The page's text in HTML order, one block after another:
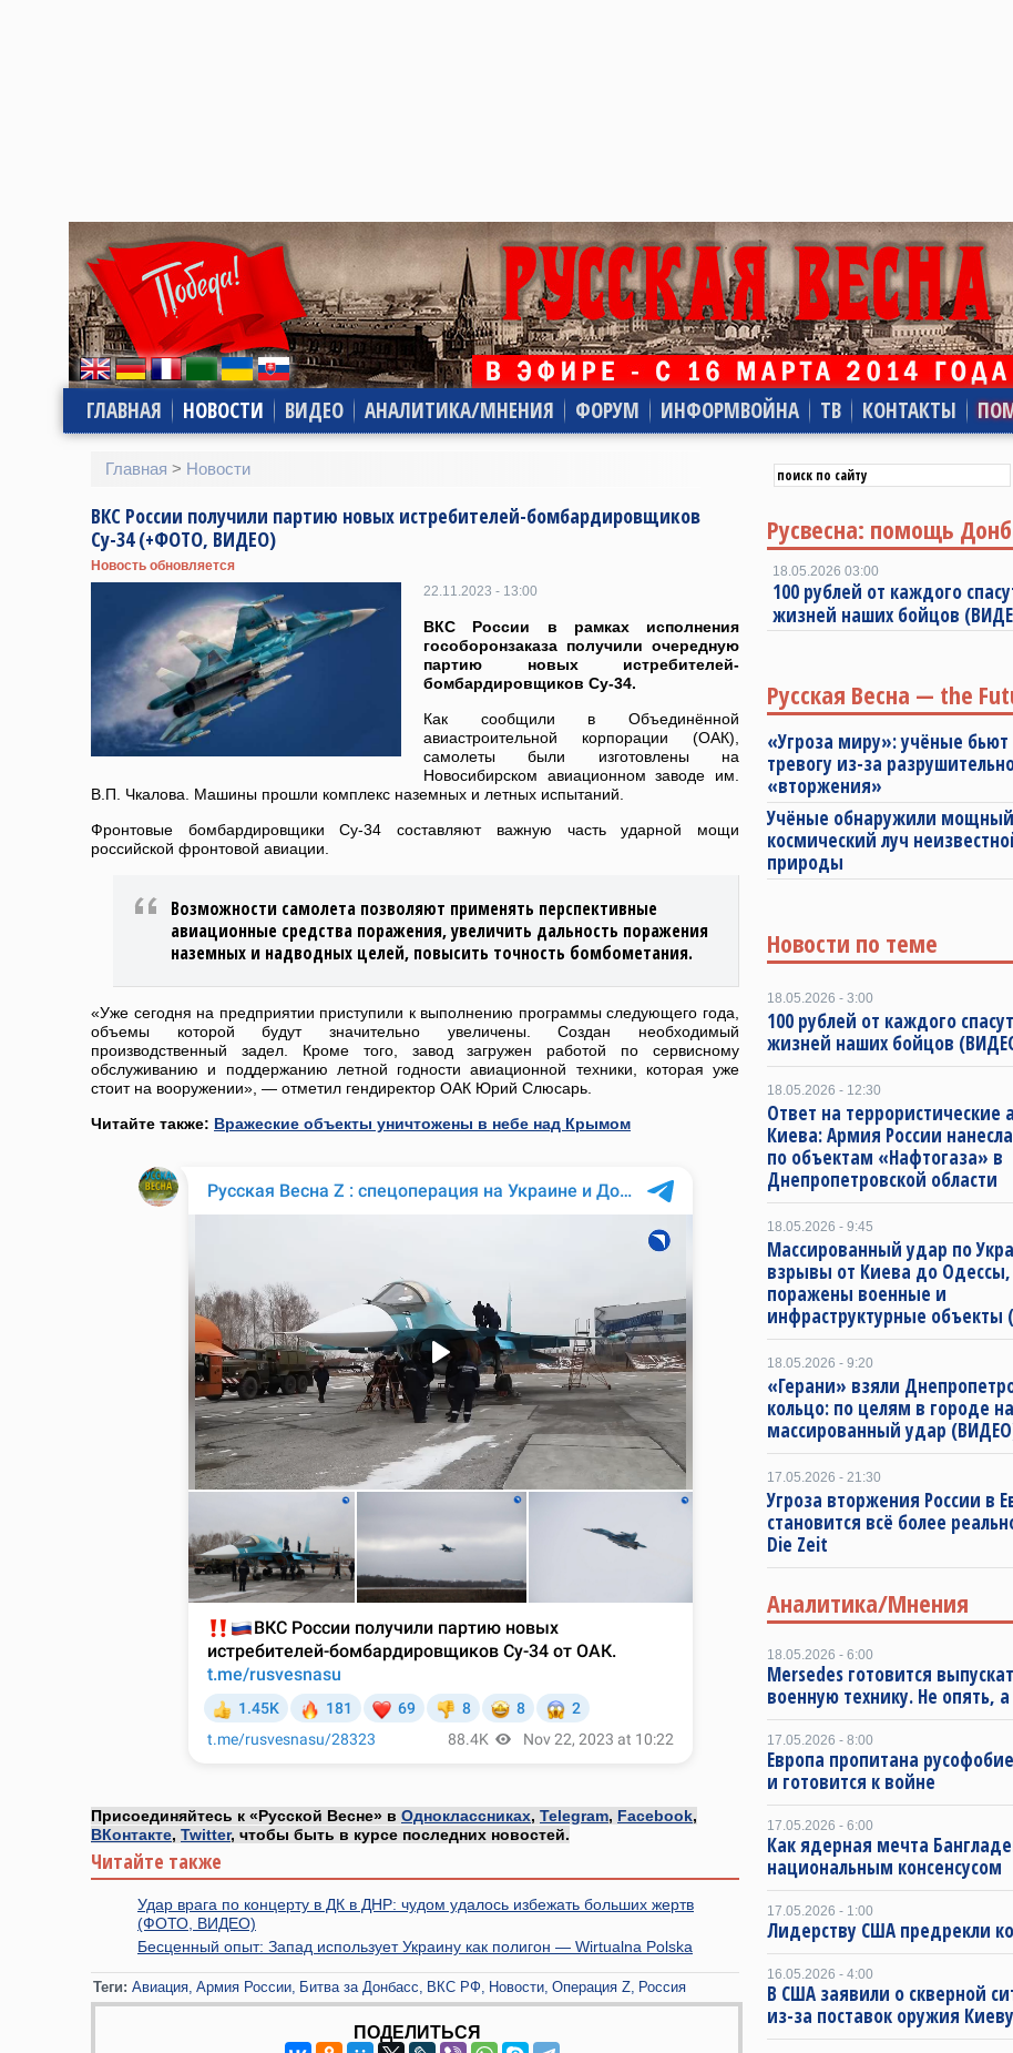
ГЛАВНАЯ НОВОСТИ ВИДЕО АНАЛИТИКА/МНЕНИЯ ФОРУМ ИНФОРМВОЙНА ТВ КОНТАКТЫ
Главная > Новости
ВКС России получили партию новых истребителей-бомбардировщиков
Су-34 (+ФОТО, ВИДЕО)
Новость обновляется
22.11.2023 - 13:00
ВКС России в рамках исполнения
гособоронзаказа получили очередную
партию новых истребителей-
бомбардировщиков Су-34.
Как сообщили в Объединённой
авиастроительной корпорации (ОАК),
самолеты были изготовлены на
Новосибирском авиационном заводе им.
В.П. Чкалова. Машины прошли комплекс наземных и летных испытаний.
Фронтовые бомбардировщики Су-34 составляют важную часть ударной мощи
российской фронтовой авиации.
Возможности самолета позволяют применять перспективные
авиационные средства поражения, увеличить дальность поражения
наземных и надводных целей, повысить точность бомбометания.
«Уже сегодня на предприятии приступили к выполнению программы следующего года,
объемы которой будут значительно увеличены. Создан необходимый
производственный задел. Кроме того, завод загружен работой по сервисному
обслуживанию и поддержанию летной годности авиационной техники, которая уже
стоит на вооружении», — отметил гендиректор ОАК Юрий Слюсарь.
Читайте также: Вражеские объекты уничтожены в небе над Крымом
Присоединяйтесь к «Русской Весне» в Одноклассниках, Telegram, Facebook,
ВКонтакте, Twitter, чтобы быть в курсе последних новостей.
Читайте также
Удар врага по концерту в ДК в ДНР: чудом удалось избежать больших жертв
(ФОТО, ВИДЕО)
Бесценный опыт: Запад использует Украину как полигон — Wirtualna Polska
Теги: Авиация Армия России Битва за Донбасс ВКС РФ Новости Операция Z Россия
ПОДЕЛИТЬСЯ
Русвесна: помощь
18.05.2026 03:00
100 рублей от каждого
жизней наших бойцов
Русская Весна — the
«Угроза миру»: учёные бьют
тревогу из-за
«вторжения»
Учёные обнаружили мощный
космический луч
природы
Новости по теме
18.05.2026 - 3:00
100 рублей от каждого
жизней наших бойцов
18.05.2026 - 12:30
Ответ на террористические
Киева: Армия России
по объектам «Нафтогаза» в
Днепропетровской области
18.05.2026 - 9:45
Массированный удар по
взрывы от Киева до Одессы,
поражены военные и
инфраструктурные объекты
18.05.2026 - 9:20
«Герани» взяли
кольцо: по целям в городе
массированный удар
17.05.2026 - 21:30
Угроза вторжения России в
становится всё более
Die Zeit
Аналитика/Мнения
18.05.2026 - 6:00
Mersedes готовится
военную технику. Не опять,
17.05.2026 - 8:00
Европа пропитана
и готовится к войне
17.05.2026 - 6:00
Как ядерная мечта
национальным консенсусом
17.05.2026 - 1:00
Лидерству США предрекли
16.05.2026 - 4:00
В США заявили о скверной
из-за поставок оружия Киеву